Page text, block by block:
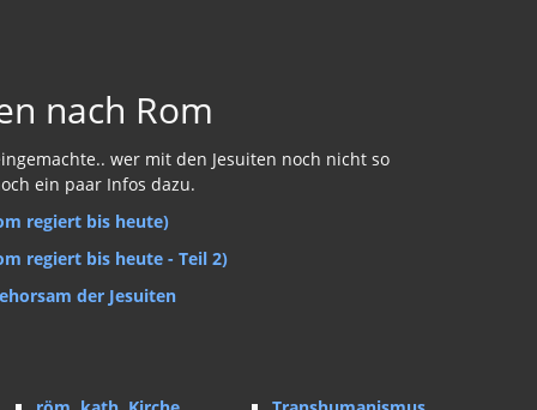
nach Rom
wer mit den Jesuiten noch nicht so
ein paar Infos dazu.
regiert bis heute)
regiert bis heute - Teil 2)
der Jesuiten